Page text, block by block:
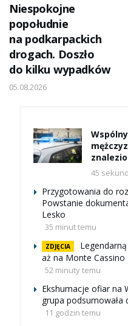
Niespokojne
popołudnie
na podkarpackich
drogach. Doszło
do kilku wypadków
05.08.2026
45
Przygotowania do
Powstanie
Lesko
35 minut temu
ZDJĘCIA
aż na Monte Cassino
52 minuty temu
Ekshumacje ofiar na
grupa podsumowała
11 godzin temu